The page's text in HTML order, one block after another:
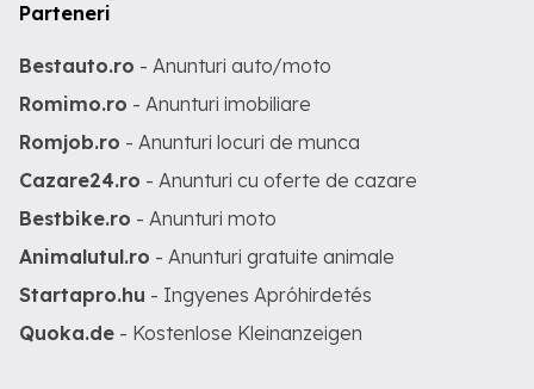
Parteneri
Bestauto.ro - Anunturi auto/moto
Romimo.ro - Anunturi imobiliare
Romjob.ro - Anunturi locuri de munca
Cazare24.ro - Anunturi cu oferte de cazare
Bestbike.ro - Anunturi moto
Animalutul.ro - Anunturi gratuite animale
Startapro.hu - Ingyenes Apróhirdetés
Quoka.de - Kostenlose Kleinanzeigen